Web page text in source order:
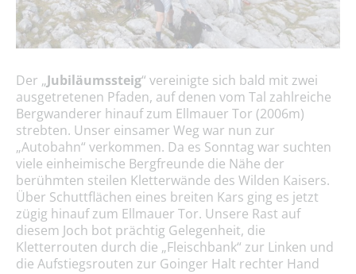
Der „Jubiläumssteig“ vereinigte sich bald mit zwei
ausgetretenen Pfaden, auf denen vom Tal zahlreiche
Bergwanderer hinauf zum Ellmauer Tor (2006m)
strebten. Unser einsamer Weg war nun zur
„Autobahn“ verkommen. Da es Sonntag war suchten
viele einheimische Bergfreunde die Nähe der
berühmten steilen Kletterwände des Wilden Kaisers.
Über Schuttflächen eines breiten Kars ging es jetzt
zügig hinauf zum Ellmauer Tor. Unsere Rast auf
diesem Joch bot prächtig Gelegenheit, die
Kletterrouten durch die „Fleischbank“ zur Linken und
die Aufstiegsrouten zur Goinger Halt rechter Hand